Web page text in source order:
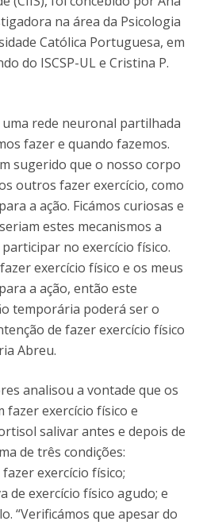
na área da Psicologia
Católica Portuguesa, em
do ISCSP-UL e Cristina P.
uma rede neuronal partilhada
fazer e quando fazemos.
sugerido que o nosso corpo
outros fazer exercício, como
a ação. Ficámos curiosas e
estes mecanismos a
no exercício físico.
exercício físico e os meus
a ação, então este
temporária poderá ser o
de fazer exercício físico
Abreu.
analisou a vontade que os
exercício físico e
salivar antes e depois de
de três condições:
exercício físico;
de exercício físico agudo; e
“Verificámos que apesar do